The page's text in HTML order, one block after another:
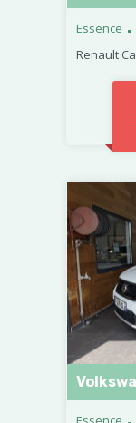
Essence .
Renault